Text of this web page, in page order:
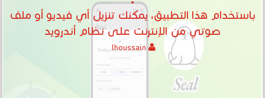
باستخدام هذا التطبيق، يمكنك تنزيل أي فيديو أو ملف
صوتي من الإنترنت على نظام أندرويد